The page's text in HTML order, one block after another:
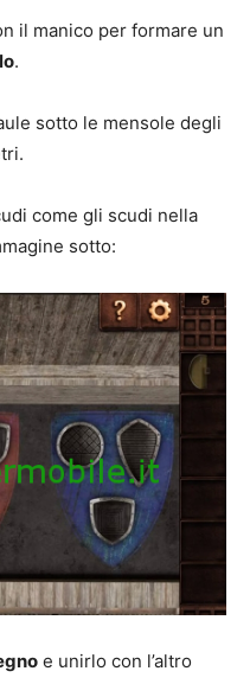
il manico per formare un
.
sotto le mensole degli
come gli scudi nella
sotto:
e unirlo con l’altro